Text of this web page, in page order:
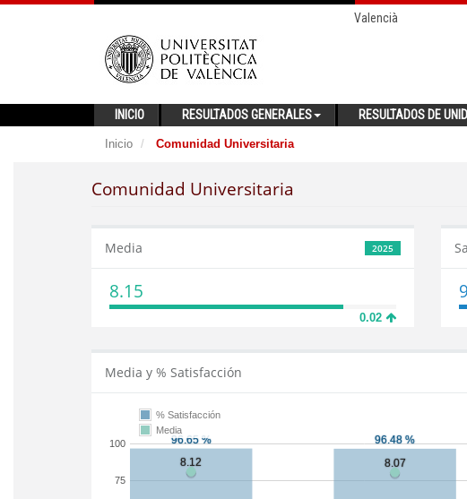
Valencià
INICIO RESULTADOS GENERALES RESULTADOS DE
Inicio Comunidad Universitaria
Comunidad Universitaria
2025
Media
8.15
0.02
Media y % Satisfacción
75
100
% Satisfacción
Media